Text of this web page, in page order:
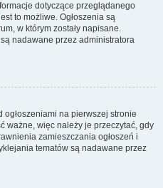
dotyczące przeglądanego
to możliwe. Ogłoszenia są
w którym zostały napisane.
nadawane przez administratora
ogłoszeniami na pierwszej stronie
ważne, więc należy je przeczytać, gdy
zamieszczania ogłoszeń i
tematów są nadawane przez